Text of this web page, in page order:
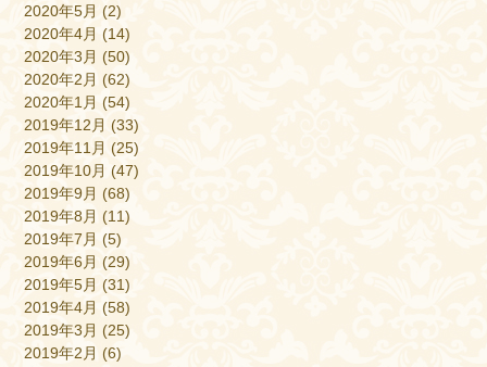
2020年5月 (2)
2020年4月 (14)
2020年3月 (50)
2020年2月 (62)
2020年1月 (54)
2019年12月 (33)
2019年11月 (25)
2019年10月 (47)
2019年9月 (68)
2019年8月 (11)
2019年7月 (5)
2019年6月 (29)
2019年5月 (31)
2019年4月 (58)
2019年3月 (25)
2019年2月 (6)